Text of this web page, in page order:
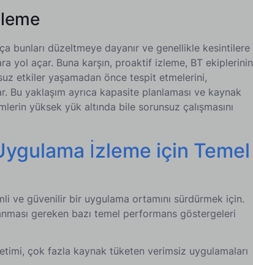
bunları düzeltmeye dayanır ve genellikle kesintilere
yol açar. Buna karşın, proaktif izleme, BT ekiplerinin
etkiler yaşamadan önce tespit etmelerini,
Bu yaklaşım ayrıca kapasite planlaması ve kaynak
yüksek yük altında bile sorunsuz çalışmasını
İzleme için Temel
ve güvenilir bir uygulama ortamını sürdürmek için.
gereken bazı temel performans göstergeleri
çok fazla kaynak tüketen verimsiz uygulamaları